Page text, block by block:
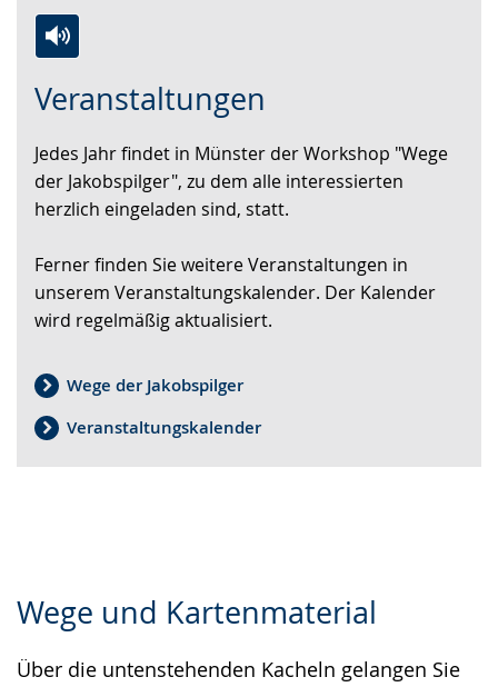
Veranstaltungen
Leichten
wechseln.
Audio-
Video
Deutscher
Gebärdensprache
wird
Jedes Jahr findet in Münster der Workshop "Wege
der Jakobspilger", zu dem alle interessierten
herzlich eingeladen sind, statt.
Ferner finden Sie weitere Veranstaltungen in
unserem Veranstaltungskalender. Der Kalender
wird regelmäßig aktualisiert.
Wege der Jakobspilger
Veranstaltungskalender
Wege und Kartenmaterial
Über die untenstehenden Kacheln gelangen Sie